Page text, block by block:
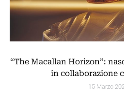
“The Macallan Horizon”:
in collaborazione
15 Marzo